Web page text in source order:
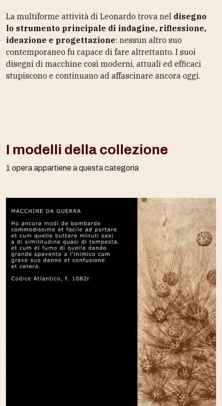
La multiforme attività di Leonardo trova nel disegno
lo strumento principale di indagine, riflessione,
ideazione e progettazione: nessun altro suo
contemporaneo fu capace di fare altrettanto. I suoi
disegni di macchine così moderni, attuali ed efficaci
stupiscono e continuano ad affascinare ancora oggi.
I modelli della collezione
1 opera appartiene a questa categoria